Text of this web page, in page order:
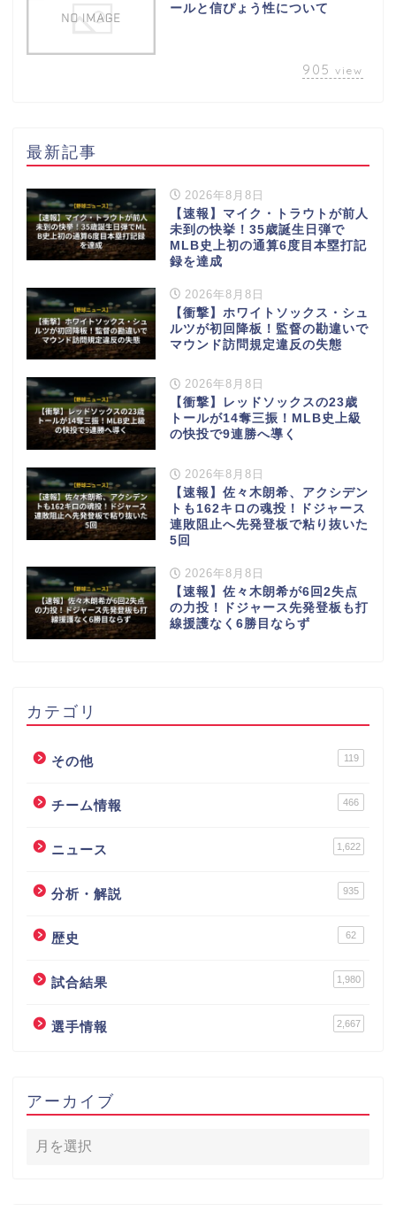
ールと信ぴょう性について
905 view
最新記事
2026年8月8日
【速報】マイク・トラウトが前人
未到の快挙！35歳誕生日弾で
MLB史上初の通算6度目本塁打記
録を達成
2026年8月8日
【衝撃】ホワイトソックス・シュ
ルツが初回降板！監督の勘違いで
マウンド訪問規定違反の失態
2026年8月8日
【衝撃】レッドソックスの23歳
トールが14奪三振！MLB史上級
の快投で9連勝へ導く
2026年8月8日
【速報】佐々木朗希、アクシデン
トも162キロの魂投！ドジャース
連敗阻止へ先発登板で粘り抜いた
5回
2026年8月8日
【速報】佐々木朗希が6回2失点
の力投！ドジャース先発登板も打
線援護なく6勝目ならず
カテゴリ
その他 119
チーム情報 466
ニュース 1,622
分析・解説 935
歴史 62
試合結果 1,980
選手情報 2,667
アーカイブ